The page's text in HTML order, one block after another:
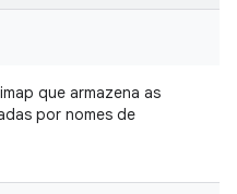
que armazena as
por nomes de